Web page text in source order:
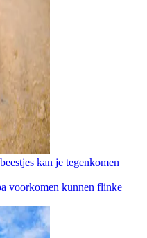
kan je tegenkomen
voorkomen kunnen flinke